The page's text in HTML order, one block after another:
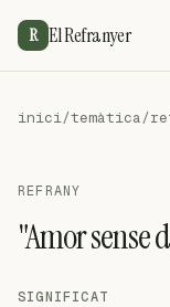
R El Refranyer
inici/temàtica/
REFRANY
"Amor sense
SIGNIFICAT